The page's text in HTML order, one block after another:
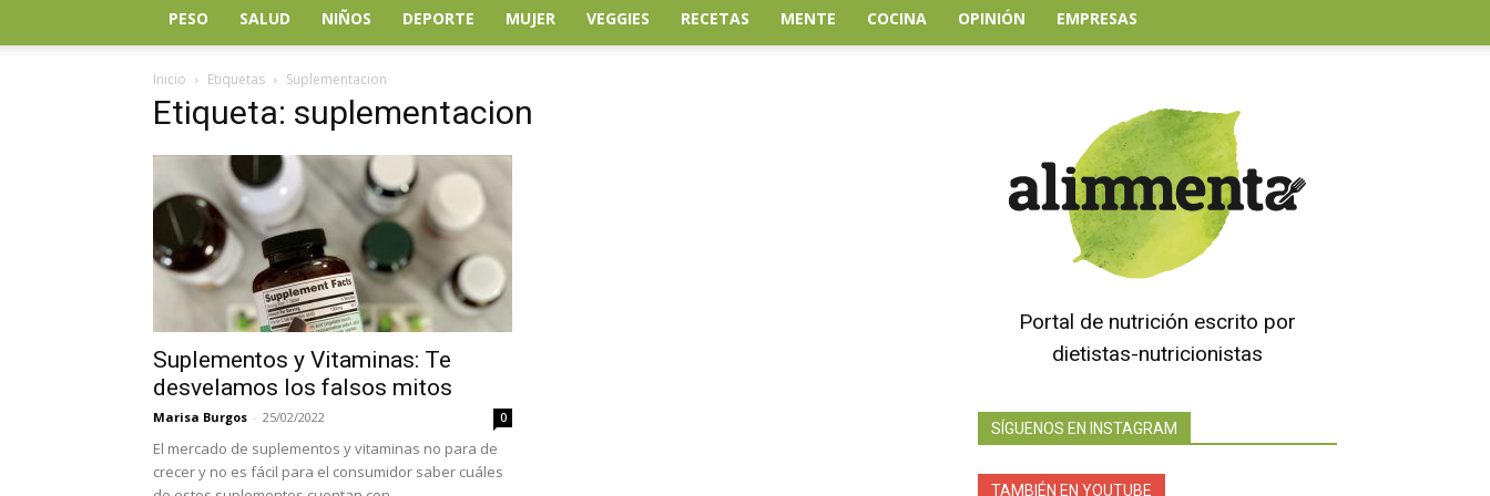
PESO SALUD NIÑOS DEPORTE MUJER VEGGIES RECETAS MENTE COCINA OPINIÓN EMPRESAS
Inicio Etiquetas Suplementacion
Etiqueta: suplementacion
Suplementos y Vitaminas: Te
desvelamos los falsos mitos
Marisa Burgos - 25/02/2022 0
El mercado de suplementos y vitaminas no para de
crecer y no es fácil para el consumidor saber cuáles
Portal de nutrición escrito por
dietistas-nutricionistas
SÍGUENOS EN INSTAGRAM
TAMBIÉN EN YOUTUBE